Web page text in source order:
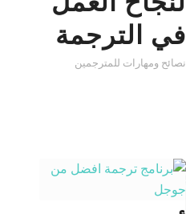
في الترجمة
نصائح ومهارات للمترجمين